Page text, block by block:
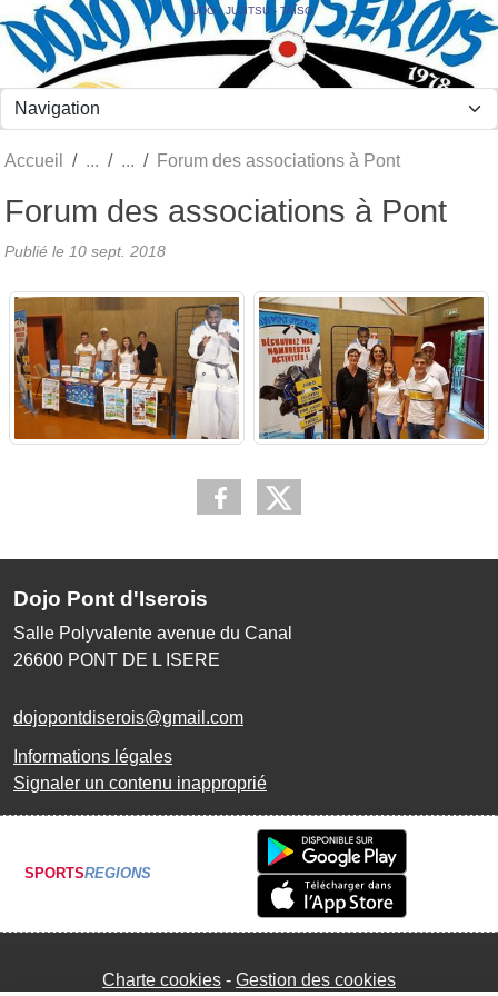
JUDO - JUJITSU - TAÏSO
Accueil Forum des associations à Pont
Forum des associations à Pont
Publié le 10 sept. 2018
Dojo Pont d'Iserois
Salle Polyvalente avenue du Canal
26600 PONT DE L ISERE
dojopontdiserois@gmail.com
Informations légales
Signaler un contenu inapproprié
SPORTSREGIONS
Charte cookies Gestion des cookies
Panneau de gestion des cookies